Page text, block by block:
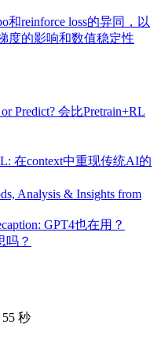
和reinforce loss的异同，以
度的影响和数值稳定性
Predict? 会比Pretrain+RL
在context中重现传统AI的
Analysis & Insights from
GPT4也在用？
吗？
秒